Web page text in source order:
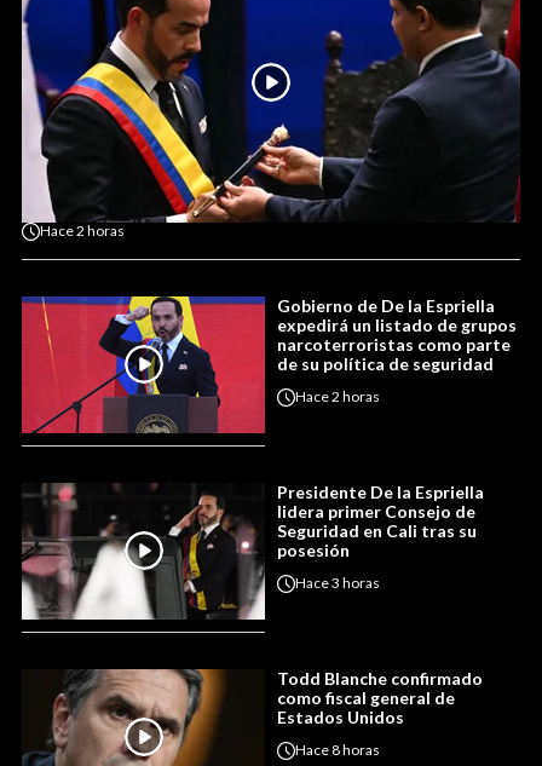
Hace2 horas
Gobierno de De la Espriella
expedirá un listado de grupos
narcoterroristas como parte
de su política de seguridad
Hace2 horas
Presidente De la Espriella
lidera primer Consejo de
Seguridad en Cali tras su
posesión
Hace3 horas
Todd Blanche confirmado
como fiscal general de
Estados Unidos
Hace8 horas